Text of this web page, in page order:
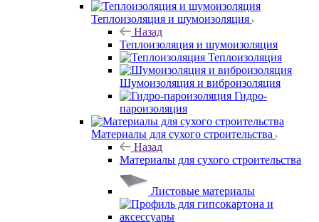
Теплоизоляция и шумоизоляция
Назад
Теплоизоляция и шумоизоляция
Теплоизоляция
Шумоизоляция и виброизоляция
Гидро-
пароизоляция
Материалы для сухого строительства
Назад
Материалы для сухого строительства
Листовые материалы